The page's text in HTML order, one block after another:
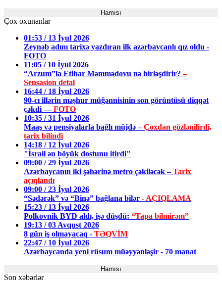
Hamısı
Çox oxunanlar
01:53 / 13 İyul 2026
Zeynəb adını tarixə yazdıran ilk azərbaycanlı qız oldu -
FOTO
11:05 / 10 İyul 2026
“Arzum”la Etibar Məmmədovu nə birləşdirir?–
Sensasion detal
16:44 / 18 İyul 2026
90-cı illərin məşhur müğənnisinin son görüntüsü diqqət
çəkdi —FOTO
10:35 / 31 İyul 2026
Maaş və pensiyalarla bağlı müjdə –Çoxdan gözlənilirdi,
tarix bilindi
14:18 / 12 İyul 2026
"İsrail ən böyük dostunu itirdi"
09:00 / 29 İyul 2026
Azərbaycanın iki şəhərinə metro çəkiləcək –Tarix
açıqlandı
09:00 / 23 İyul 2026
“Sədərək” və “Binə” bağlana bilər - AÇIQLAMA
15:23 / 13 İyul 2026
Polkovnik BYD aldı, işə düşdü: “Tapa bilmirəm”
19:13 / 03 Avqust 2026
8 gün iş olmayacaq - TƏQVİM
22:47 / 10 İyul 2026
Azərbaycanda yeni rüsum müəyyənləşir - 70 manat
Hamısı
Son xəbərlər